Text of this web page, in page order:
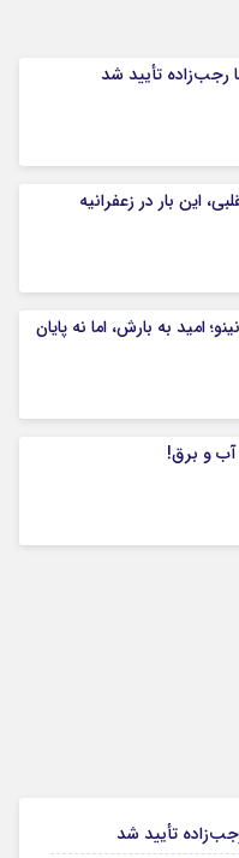
رجب‌زاده تأیید شد
ال‌ نینو؛ امید به بارش، اما نه پایان
و برق!
تأیید شد